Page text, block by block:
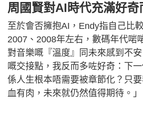
周國賢對AI時代充滿好奇
至於會否擁抱AI，Endy指自己比
2007、2008年左右，數碼年代啱
對音樂嘅『溫度』同未來感到不
嘅交接點，我反而多咗好奇：下
係人生根本唔需要被章節化？只
血有肉，未來就仍然值得期待。」